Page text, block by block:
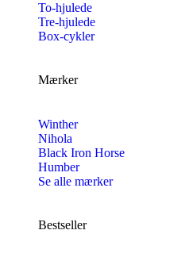
To-hjulede
Tre-hjulede
Box-cykler
Mærker
Winther
Nihola
Black Iron Horse
Humber
Se alle mærker
Bestseller